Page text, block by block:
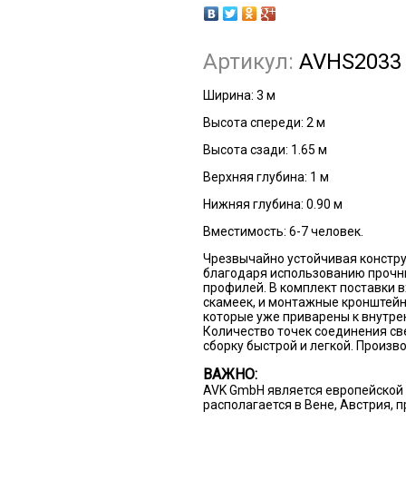
Артикул: AVHS2033
Ширина: 3 м
Высота спереди: 2 м
Высота сзади: 1.65 м
Верхняя глубина: 1 м
Нижняя глубина: 0.90 м
Вместимость: 6-7 человек.
Чрезвычайно устойчивая
благодаря использованию
профилей. В комплект поставки
скамеек, и монтажные
которые уже приварены к
Количество точек соединения
сборку быстрой и легкой.
ВАЖНО:
AVK GmbH является
располагается в Вене, Австрия,